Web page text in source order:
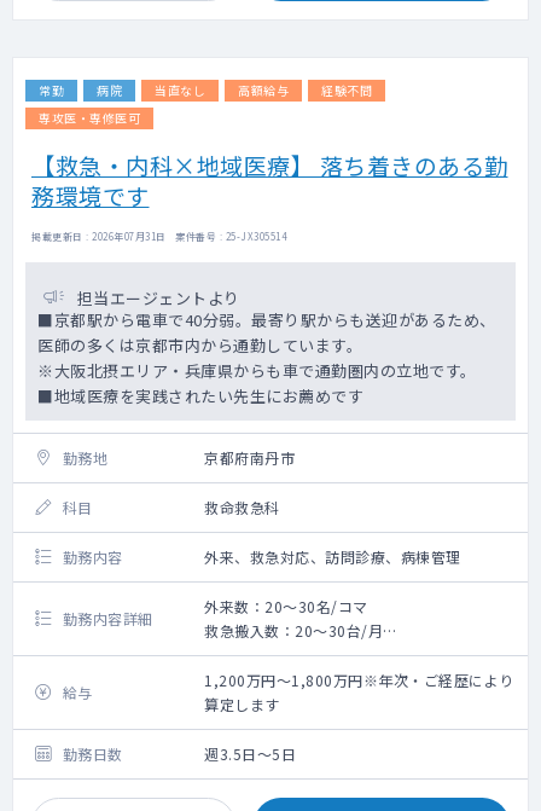
常勤 病院 当直なし 高額給与
経験不問
専攻医・専修医可
【救急・内科×地域医療】 落ち着きのある勤
務環境です
掲載更新日 : 2026年07月31日 案件番号 : 25-JX305514
担当エージェントより
■京都駅から電車で40分弱。最寄り駅からも送迎があるため、
医師の多くは京都市内から通勤しています。
※大阪北摂エリア・兵庫県からも車で通勤圏内の立地です。
■地域医療を実践されたい先生にお薦めです
勤務地 京都府南丹市
科目 救命救急科
勤務内容 外来、救急対応、訪問診療、病棟管理
勤務内容詳細
外来数：20～30名/コマ
救急搬入数：20～30台/月
主治医制度：病棟10人～20名程度
外来午前診2コマ、夜診1コマ ※救急対応も
兼務
訪問診療：10件程度/日（免除も相談可能）
給与
1,200万円～1,800万円※年次・ご経歴により
算定します
勤務日数 週3.5日～5日